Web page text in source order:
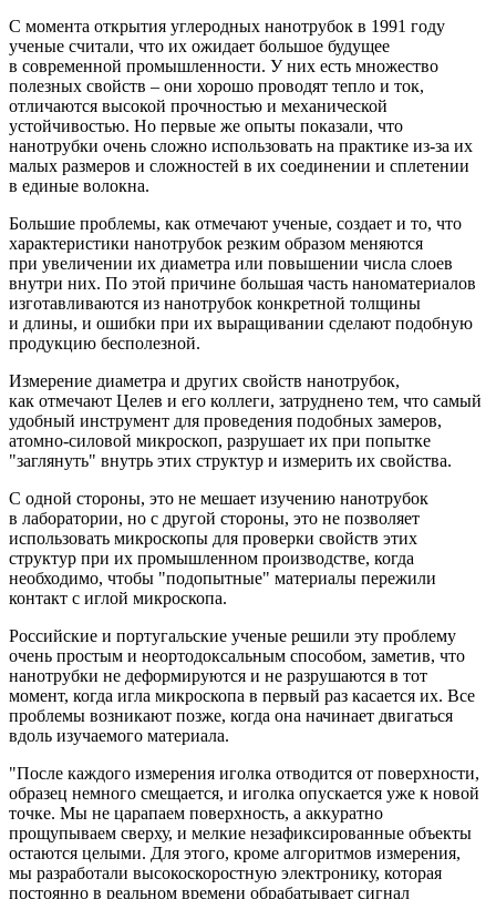
С момента открытия углеродных нанотрубок в 1991 году
ученые считали, что их ожидает большое будущее
в современной промышленности. У них есть множество
полезных свойств – они хорошо проводят тепло и ток,
отличаются высокой прочностью и механической
устойчивостью. Но первые же опыты показали, что
нанотрубки очень сложно использовать на практике из-за их
малых размеров и сложностей в их соединении и сплетении
в единые волокна.
Большие проблемы, как отмечают ученые, создает и то, что
характеристики нанотрубок резким образом меняются
при увеличении их диаметра или повышении числа слоев
внутри них. По этой причине большая часть наноматериалов
изготавливаются из нанотрубок конкретной толщины
и длины, и ошибки при их выращивании сделают подобную
продукцию бесполезной.
Измерение диаметра и других свойств нанотрубок,
как отмечают Целев и его коллеги, затруднено тем, что самый
удобный инструмент для проведения подобных замеров,
атомно-силовой микроскоп, разрушает их при попытке
"заглянуть" внутрь этих структур и измерить их свойства.
С одной стороны, это не мешает изучению нанотрубок
в лаборатории, но с другой стороны, это не позволяет
использовать микроскопы для проверки свойств этих
структур при их промышленном производстве, когда
необходимо, чтобы "подопытные" материалы пережили
контакт с иглой микроскопа.
Российские и португальские ученые решили эту проблему
очень простым и неортодоксальным способом, заметив, что
нанотрубки не деформируются и не разрушаются в тот
момент, когда игла микроскопа в первый раз касается их. Все
проблемы возникают позже, когда она начинает двигаться
вдоль изучаемого материала.
"После каждого измерения иголка отводится от поверхности,
образец немного смещается, и иголка опускается уже к новой
точке. Мы не царапаем поверхность, а аккуратно
прощупываем сверху, и мелкие незафиксированные объекты
остаются целыми. Для этого, кроме алгоритмов измерения,
мы разработали высокоскоростную электронику, которая
постоянно в реальном времени обрабатывает сигнал